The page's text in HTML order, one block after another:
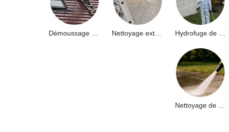
Nettoyage extérieur bâtiment industriel 91